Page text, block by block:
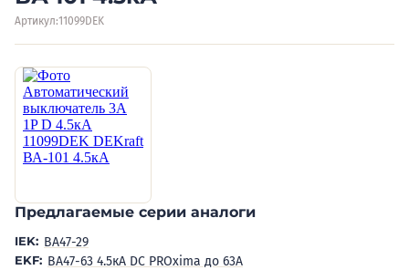
Артикул:11099DEK
Предлагаемые серии аналоги
IEK: BA47-29
EKF: ВА47-63 4.5кА DC PROxima до 63А